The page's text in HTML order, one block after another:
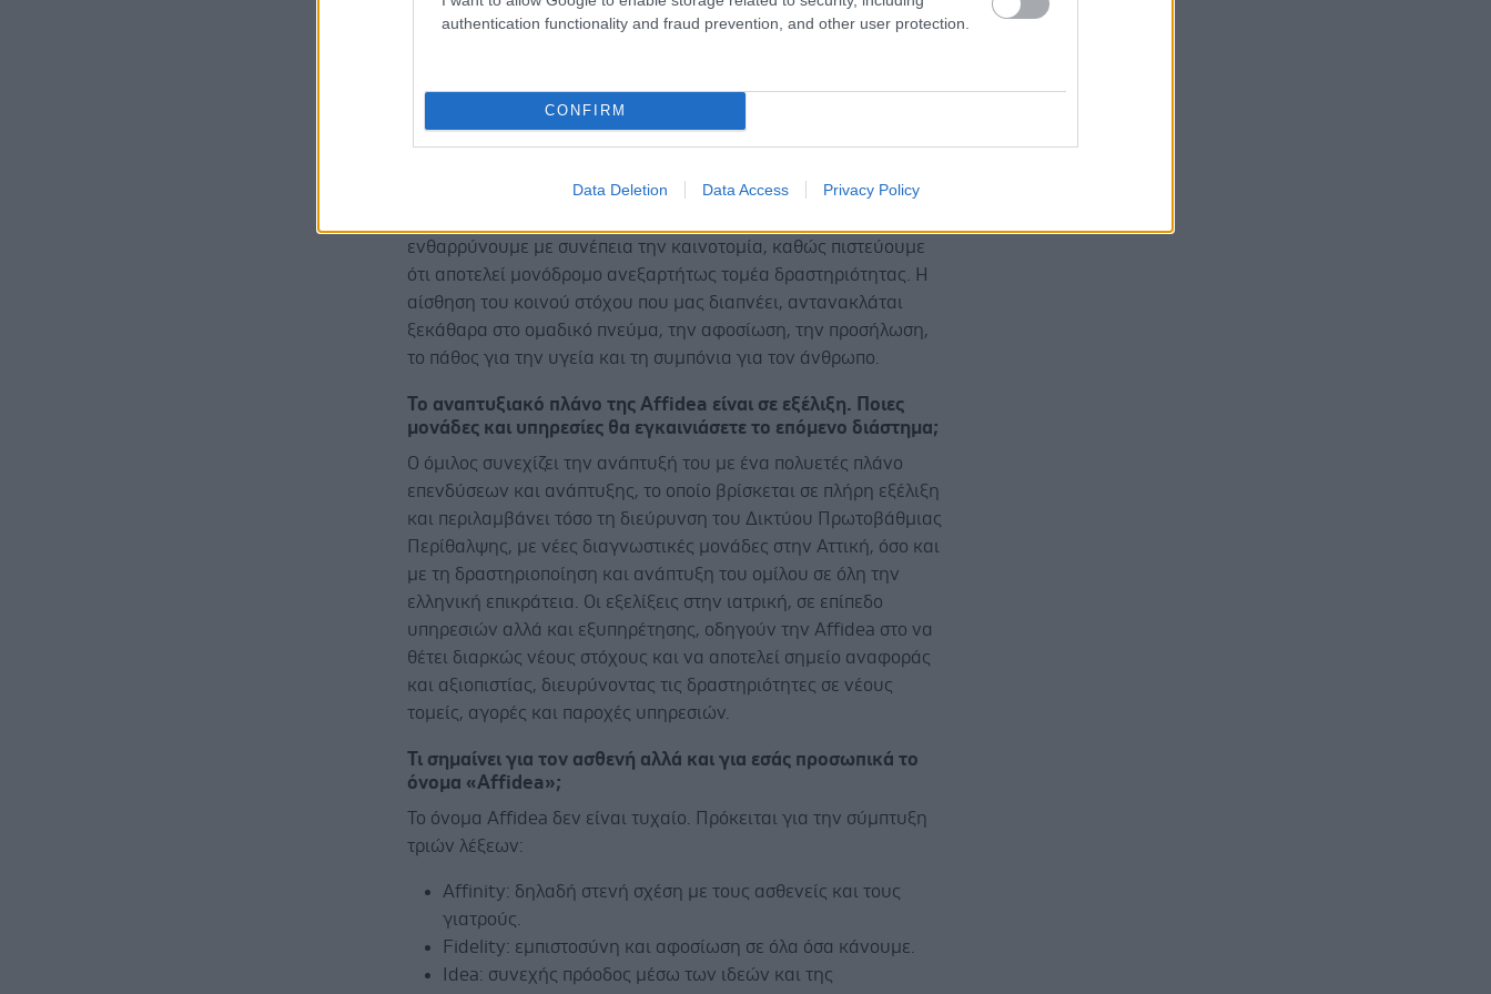
authentication functionality and fraud prevention, and other user protection.
CONFIRM
Data Deletion Data Access Privacy Policy
κορυφαία ποιότητα για την οποία έχουμε βραβευθεί
μας, το δίκτυό μας, οι υποδομές μας και οι άνθρωποί μας είναι
τα χαρακτηριστικά που μας διαφοροποιούν και μας επιτρέπουν
εξεταζόμενων, ιδιωτών και ασφαλισμένων. Εμείς όλοι στην
ενθαρρύνουμε με συνέπεια την καινοτομία, καθώς πιστεύουμε
ότι αποτελεί μονόδρομο ανεξαρτήτως τομέα δραστηριότητας. Η
αίσθηση του κοινού στόχου που μας διαπνέει, αντανακλάται
ξεκάθαρα στο ομαδικό πνεύμα, την αφοσίωση, την προσήλωση,
το πάθος για την υγεία και τη συμπόνια για τον άνθρωπο.
Το αναπτυξιακό πλάνο της Affidea είναι σε εξέλιξη. Ποιες
μονάδες και υπηρεσίες θα εγκαινιάσετε το επόμενο διάστημα;
Ο όμιλος συνεχίζει την ανάπτυξή του με ένα πολυετές πλάνο
επενδύσεων και ανάπτυξης, το οποίο βρίσκεται σε πλήρη εξέλιξη
και περιλαμβάνει τόσο τη διεύρυνση του Δικτύου Πρωτοβάθμιας
Περίθαλψης, με νέες διαγνωστικές μονάδες στην Αττική, όσο και
με τη δραστηριοποίηση και ανάπτυξη του ομίλου σε όλη την
ελληνική επικράτεια. Οι εξελίξεις στην ιατρική, σε επίπεδο
υπηρεσιών αλλά και εξυπηρέτησης, οδηγούν την Affidea στο να
θέτει διαρκώς νέους στόχους και να αποτελεί σημείο αναφοράς
και αξιοπιστίας, διευρύνοντας τις δραστηριότητες σε νέους
τομείς, αγορές και παροχές υπηρεσιών.
Τι σημαίνει για τον ασθενή αλλά και για εσάς προσωπικά το
όνομα «Affidea»;
Το όνομα Αffidea δεν είναι τυχαίο. Πρόκειται για την σύμπτυξη
τριών λέξεων:
Affinity: δηλαδή στενή σχέση με τους ασθενείς και τους
γιατρούς.
Fidelity: εμπιστοσύνη και αφοσίωση σε όλα όσα κάνουμε.
Idea: συνεχής πρόοδος μέσω των ιδεών και της